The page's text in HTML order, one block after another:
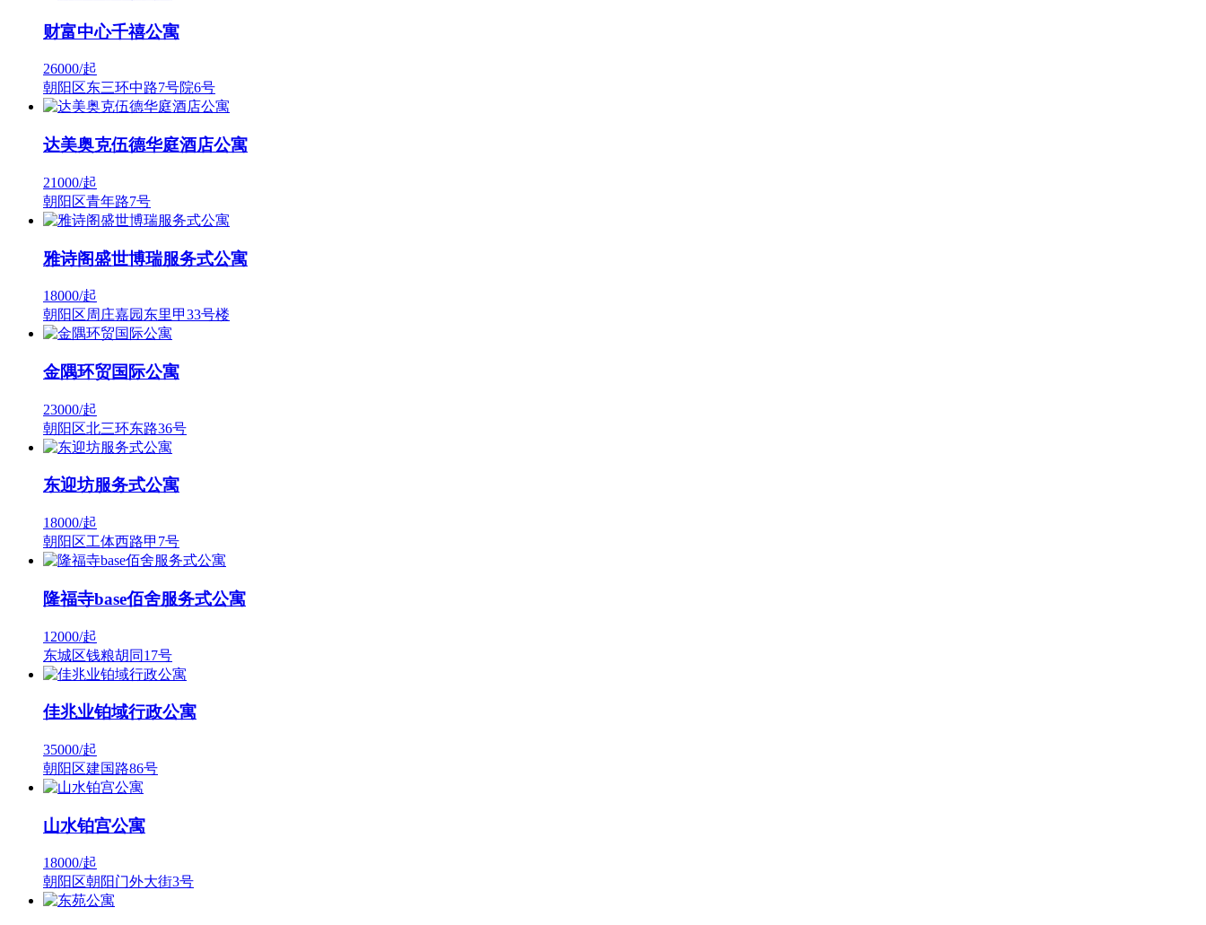
财富中心千禧公寓
26000/起
朝阳区东三环中路7号院6号
达美奥克伍德华庭酒店公寓
21000/起
朝阳区青年路7号
雅诗阁盛世博瑞服务式公寓
18000/起
朝阳区周庄嘉园东里甲33号楼
金隅环贸国际公寓
23000/起
朝阳区北三环东路36号
东迎坊服务式公寓
18000/起
朝阳区工体西路甲7号
隆福寺base佰舍服务式公寓
12000/起
东城区钱粮胡同17号
佳兆业铂域行政公寓
35000/起
朝阳区建国路86号
山水铂宫公寓
18000/起
朝阳区朝阳门外大街3号